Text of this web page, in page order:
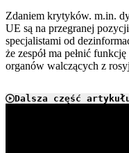
Zdaniem krytyków. m.in.
UE są na przegranej
specjalistami od
że zespół ma pełnić
organów walczących z
Dalsza część